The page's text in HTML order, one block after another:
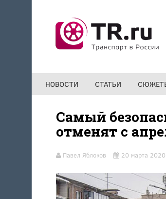
НОВОСТИ СТАТЬИ
Самый
отменят с
Павел Яблоков 20 марта